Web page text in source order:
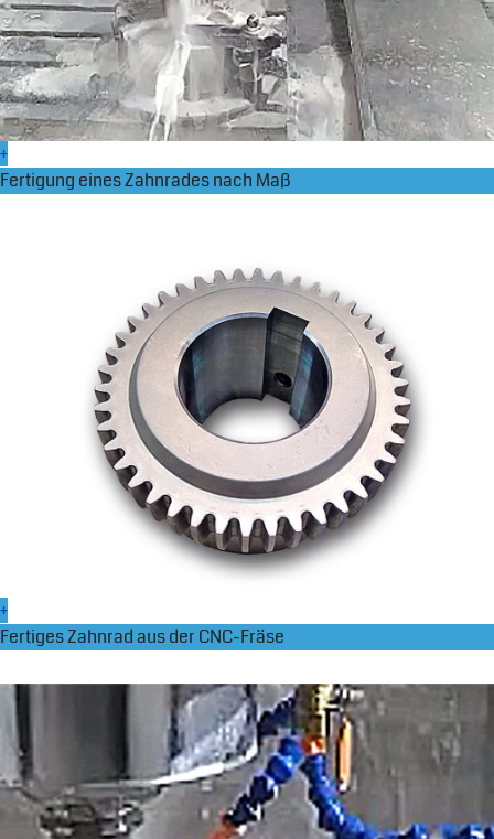
+
Fertigung eines Zahnrades nach Maß
+
Fertiges Zahnrad aus der CNC-Fräse